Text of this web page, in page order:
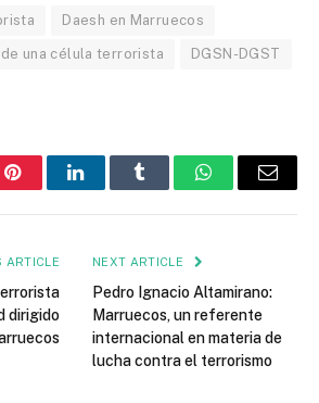
Daesh en Marruecos
una célula terrorista DGSN-DGST
PinterestLinkedInTumblr WhatsAppEmail
ARTICLE
dirigido
NEXT ARTICLE
Pedro Ignacio Altamirano:
Marruecos, un referente
internacional en materia de
lucha contra el terrorismo